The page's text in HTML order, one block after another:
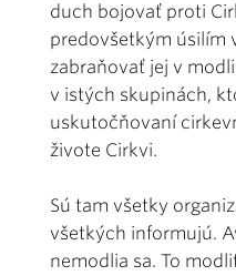
duch bojovať proti
predovšetkým úsilím
zabraňovať jej v
v istých skupinách,
uskutočňovaní
živote Cirkvi.
Sú tam všetky
všetkých informujú.
nemodlia sa. To